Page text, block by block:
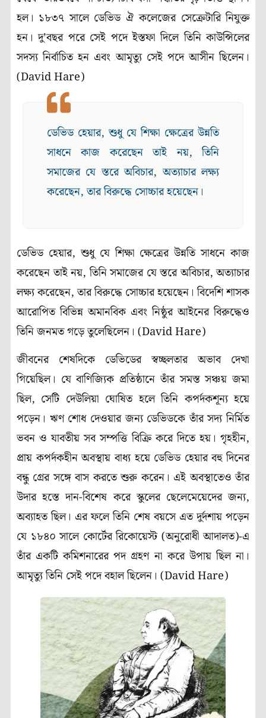
হল। ১৮৩৭ সালে ডেভিড ঐ কলেজের সেক্রেটারি নিযুক্ত
হন। দু’বছর পরে সেই পদে ইস্তফা দিলে তিনি কাউন্সিলের
সদস্য নির্বাচিত হন এবং আমৃত্যু সেই পদে আসীন ছিলেন।
(David Hare)
ডেভিড হেয়ার, শুধু যে শিক্ষা ক্ষেত্রের উন্নতি
সাধনে কাজ করেছেন তাই নয়, তিনি
সমাজের যে স্তরে অবিচার, অত্যাচার লক্ষ্য
করেছেন, তার বিরুদ্ধে সোচ্চার হয়েছেন।
ডেভিড হেয়ার, শুধু যে শিক্ষা ক্ষেত্রের উন্নতি সাধনে কাজ
করেছেন তাই নয়, তিনি সমাজের যে স্তরে অবিচার, অত্যাচার
লক্ষ্য করেছেন, তার বিরুদ্ধে সোচ্চার হয়েছেন। বিদেশি শাসক
আরোপিত বিভিন্ন অমানবিক এবং নিষ্ঠুর আইনের বিরুদ্ধেও
তিনি জনমত গড়ে তুলেছিলেন। (David Hare)
জীবনের শেষদিকে ডেভিডের স্বচ্ছলতার অভাব দেখা
গিয়েছিল। যে বাণিজ্যিক প্রতিষ্ঠানে তাঁর সমস্ত সঞ্চয় জমা
ছিল, সেটি দেউলিয়া ঘোষিত হলে তিনি কপর্দকশূন্য হয়ে
পড়েন। ঋণ শোধ দেওয়ার জন্য ডেভিডকে তাঁর সদ্য নির্মিত
ভবন ও যাবতীয় সব সম্পত্তি বিক্রি করে দিতে হয়। গৃহহীন,
প্রায় কপর্দকহীন অবস্থায় বাধ্য হয়ে ডেভিড হেয়ার বহু দিনের
বন্ধু গ্রের সঙ্গে বাস করতে শুরু করেন। এই অবস্থাতেও তাঁর
উদার হস্তে দান-বিশেষ করে স্কুলের ছেলেমেয়েদের জন্য,
অব্যাহত ছিল। এর ফলে তিনি শেষ বয়সে এত দুর্দশায় পড়েন
যে ১৮৪০ সালে কোর্টের রিকোয়েস্ট (অনুরোধী আদালত)-এ
তাঁর একটি কমিশনারের পদ গ্রহণ না করে উপায় ছিল না।
আমৃত্যু তিনি সেই পদে বহাল ছিলেন। (David Hare)